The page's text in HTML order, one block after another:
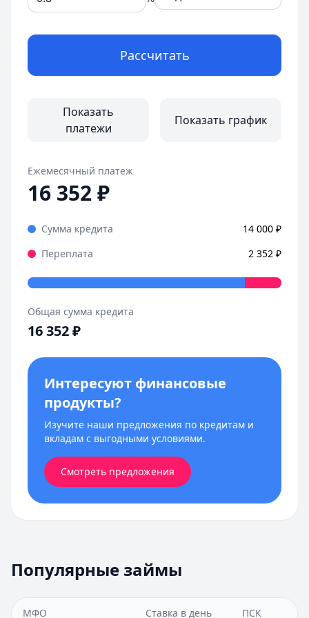
Рассчитать
Показать
платежи
Показать график
Ежемесячный платеж
16 352₽
Сумма кредита 14 000 ₽
Переплата
2 352 ₽
Общая сумма кредита
16 352₽
Интересуют финансовые
продукты?
Изучите наши предложения по кредитам и
вкладам с выгодными условиями.
Смотреть предложения
Популярные займы
МФО Ставка в день ПСК